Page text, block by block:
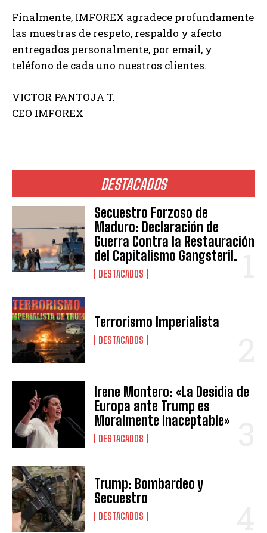
DESTACADOS
Secuestro Forzoso de
Maduro: Declaración de
Guerra Contra la Restauración
del Capitalismo Gangsteril.
DESTACADOS
Terrorismo Imperialista
DESTACADOS
Irene Montero: «La Desidia de
Europa ante Trump es
Moralmente Inaceptable»
DESTACADOS
Trump: Bombardeo y
Secuestro
DESTACADOS
Finalmente, IMFOREX agradece profundamente
las muestras de respeto, respaldo y afecto
entregados personalmente, por email, y
teléfono de cada uno nuestros clientes.
VICTOR PANTOJA T.
CEO IMFOREX